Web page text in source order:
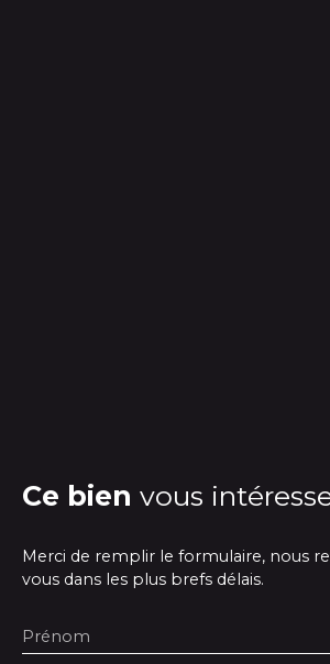
Ce bien vous
Merci de remplir le formulaire, nous
vous dans les plus brefs délais.
Prénom